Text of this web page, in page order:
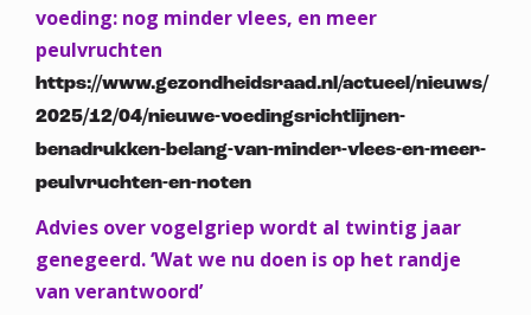
voeding: nog minder vlees, en meer
peulvruchten
https://www.gezondheidsraad.nl/actueel/nieuws/
2025/12/04/nieuwe-voedingsrichtlijnen-
benadrukken-belang-van-minder-vlees-en-meer-
peulvruchten-en-noten
Advies over vogelgriep wordt al twintig jaar
genegeerd. ‘Wat we nu doen is op het randje
van verantwoord’